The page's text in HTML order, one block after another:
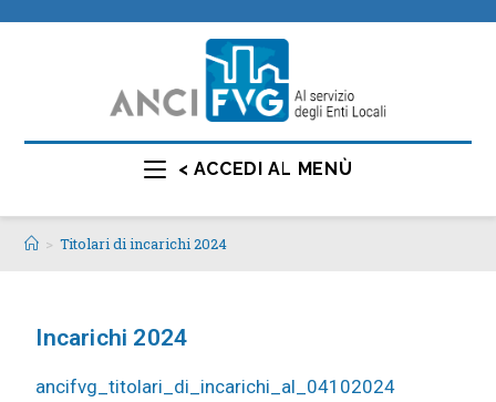
< ACCEDI AL MENÙ
> Titolari di incarichi 2024
Incarichi 2024
ancifvg_titolari_di_incarichi_al_04102024